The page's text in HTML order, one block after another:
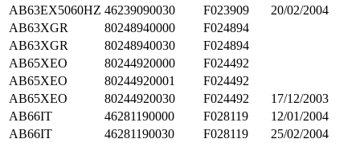
AB63EX5060HZ 46239090030 F023909
20/02/2004
AB63XGR
80248940000
F024894
AB63XGR
80248940030
F024894
AB65XEO
80244920000
F024492
AB65XEO
80244920001
F024492
AB65XEO
80244920030 F024492
17/12/2003
AB66IT
46281190000 F028119
12/01/2004
AB66IT
46281190030 F028119
25/02/2004